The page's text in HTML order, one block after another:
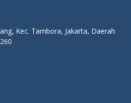
Kec. Tambora, Jakarta, Daerah